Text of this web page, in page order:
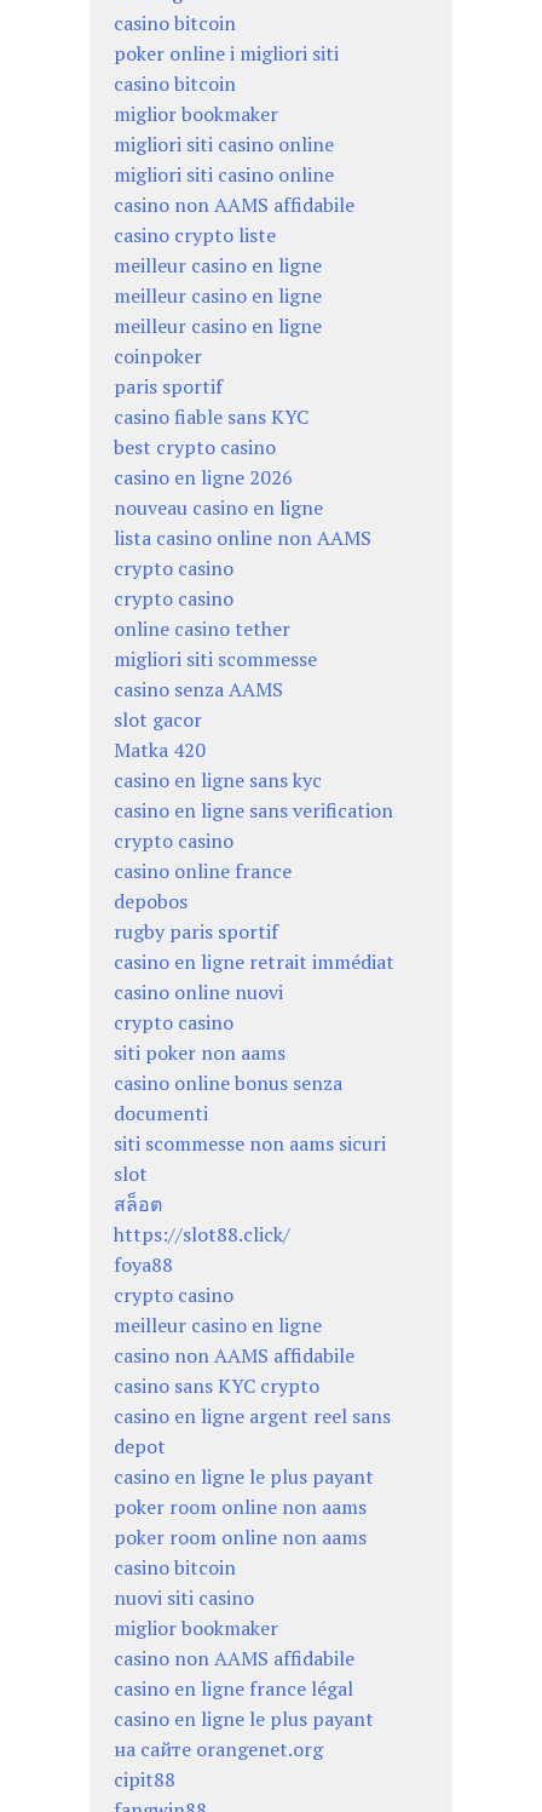
casino bitcoin
poker online i migliori siti
casino bitcoin
miglior bookmaker
migliori siti casino online
migliori siti casino online
casino non AAMS affidabile
casino crypto liste
meilleur casino en ligne
meilleur casino en ligne
meilleur casino en ligne
coinpoker
paris sportif
casino fiable sans KYC
best crypto casino
casino en ligne 2026
nouveau casino en ligne
lista casino online non AAMS
crypto casino
crypto casino
online casino tether
migliori siti scommesse
casino senza AAMS
slot gacor
Matka 420
casino en ligne sans kyc
casino en ligne sans verification
crypto casino
casino online france
depobos
rugby paris sportif
casino en ligne retrait immédiat
casino online nuovi
crypto casino
siti poker non aams
casino online bonus senza
documenti
siti scommesse non aams sicuri
slot
สล็อต
https://slot88.click/
foya88
crypto casino
meilleur casino en ligne
casino non AAMS affidabile
casino sans KYC crypto
casino en ligne argent reel sans
depot
casino en ligne le plus payant
poker room online non aams
poker room online non aams
casino bitcoin
nuovi siti casino
miglior bookmaker
casino non AAMS affidabile
casino en ligne france légal
casino en ligne le plus payant
на сайте orangenet.org
cipit88